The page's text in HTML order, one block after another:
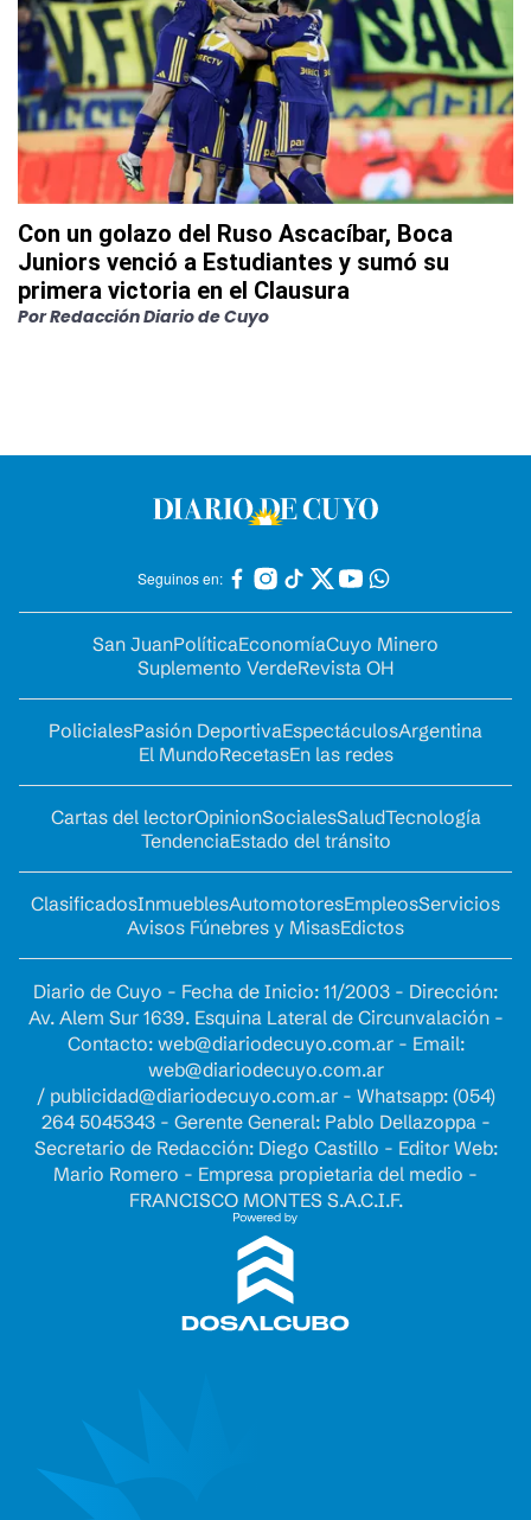
Con un golazo del Ruso Ascacíbar, Boca
Juniors venció a Estudiantes y sumó su
primera victoria en el Clausura
PorRedacción Diario de Cuyo
Seguinos en:
San JuanPolíticaEconomíaCuyo Minero
Suplemento VerdeRevista OH
PolicialesPasión DeportivaEspectáculosArgentina
El MundoRecetasEn las redes
Cartas del lectorOpinionSocialesSaludTecnología
TendenciaEstado del tránsito
ClasificadosInmueblesAutomotoresEmpleosServicios
Avisos Fúnebres y MisasEdictos
Diario de Cuyo - Fecha de Inicio: 11/2003 - Dirección:
Av. Alem Sur 1639. Esquina Lateral de Circunvalación -
Contacto: web@diariodecuyo.com.ar- Email:
web@diariodecuyo.com.ar
/ publicidad@diariodecuyo.com.ar- Whatsapp: (054)
264 5045343 - Gerente General: Pablo Dellazoppa -
Secretario de Redacción: Diego Castillo - Editor Web:
Mario Romero - Empresa propietaria del medio -
FRANCISCO MONTES S.A.C.I.F.